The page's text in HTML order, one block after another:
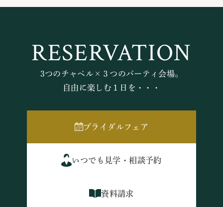
RESERVATION
3つのチャペル×３つのパーティ会場。
自由に楽しむ１日を・・・
ブライダルフェア
いつでも見学・相談予約
資料請求